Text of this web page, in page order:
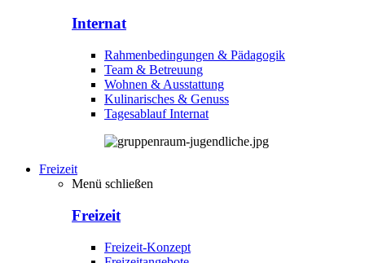
Internat
Rahmenbedingungen & Pädagogik
Team & Betreuung
Wohnen & Ausstattung
Kulinarisches & Genuss
Tagesablauf Internat
Freizeit
Menü schließen
Freizeit
Freizeit-Konzept